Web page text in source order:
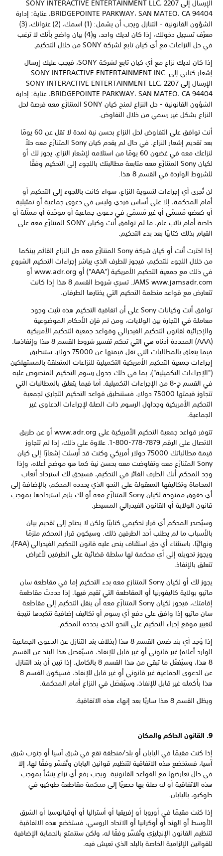
الإرسال إلى SONY INTERACTIVE ENTERTAINMENT LLC، 2207
BRIDGEPOINTE PARKWAY، SAN MATEO، CA 94404، عناية: إدارة
الشؤون القانونية - التنازل ويجب أن يشمل: (1) اسمك، (2) عنوانك، (3)
معرّف تسجيل دخولك، إذا كان لديك واحد، و(4) بيان واضح بأنك لا ترغب
في حل النزاعات مع أي كيان تابع لشركة SONY من خلال التحكيم.
إذا كان لديك نزاع مع أي كيان تابع لشركة SONY، فيجب عليك إرسال
إشعار كتابي إلى SONY INTERACTIVE ENTERTAINMENT INC.‎
الإرسال إلى SONY INTERACTIVE ENTERTAINMENT LLC، 2207
BRIDGEPOINTE PARKWAY، SAN MATEO، CA 94404، عناية: إدارة
الشؤون القانونية - حل النزاع لمنح كيان SONY المتنازَع معه فرصة لحل
النزاع بشكل غير رسمي من خلال التفاوض.
أنت توافق على التفاوض لحل النزاع بحسن نية لمدة لا تقل عن 60 يومًا
بعد تقديم إشعار النزاع. في حال لم يقدم كيان Sony المتنازَع معه حلاً
لنزاعك معه في غضون 60 يومًا من استلامه لإشعار النزاع، يجوز لك أو
لكيان Sony المتنازَع معه متابعة مطالبتك باللجوء إلى التحكيم وفقًا
للشروط الواردة في القسم 8 هذا.
لن تُجرى أي إجراءات لتسوية النزاع، سواء كانت باللجوء إلى التحكيم أو
أمام المحكمة، إلا على أساس فردي وليس في دعوى جماعية أو تمثيلية
أو كعضو مُسمّى أو غير مُسمّى في دعوى جماعية أو موحّدة أو ممثّلة أو
خاصة أمام نائب عام، ما لم توافق أنت وكيان SONY المتنازَع معه على
القيام بذلك كتابيًا بعد بدء التحكيم.
إذا اخترت أنت أو كيان شركة Sony المتنازَع معه حل النزاع القائم بينكما
من خلال اللجوء للتحكيم، فيجوز للطرف الذي يباشر إجراءات التحكيم الشروع
في ذلك مع جمعية التحكيم الأمريكية ("AAA") أو www.adr.org أو
JAMS www.jamsadr.com. تسري شروط القسم 8 هذا إذا كانت
تتعارض مع قواعد منظمة التحكيم التي يختارها الطرفان.
توافق أنت وكيانات Sony على أن اتفاقية التحكيم هذه تثبت وجود
معاملة في التجارة بين الولايات، ومن ثم فإن الأحكام الموضوعية
والإجرائية لقانون التحكيم الفيدرالي وقواعد جمعية التحكيم الأمريكية
(AAA) المحددة أدناه هي التي تحكم تفسير شروط القسم 8 هذا وإنفاذها.
فيما يتعلق بالمطالبات التي تقل قيمتها عن 75000 دولار، ستنطبق
إجراءات جمعية التحكيم الأمريكية التكميلية للنزاعات المتعلقة بالمستهلكين
("الإجراءات التكميلية")، بما في ذلك جدول رسوم التحكيم المنصوص عليه
في القسم ج-8 من الإجراءات التكميلية. أما فيما يتعلق بالمطالبات التي
تتجاوز قيمتها 75000 دولار، فستنطبق قواعد التحكيم التجاري لجمعية
التحكيم الأمريكية وجداول الرسوم ذات الصلة لإجراءات الدعاوى غير
الجماعية.
تتوفر قواعد جمعية التحكيم الأمريكية على www.adr.org أو عن طريق
الاتصال على الرقم ‎1-800-778-7879. علاوة على ذلك، إذا لم تتجاوز
قيمة مطالباتك 75000 دولار أمريكي وكنت قد أرسلت إشعارًا إلى كيان
Sony المتنازَع معه وتفاوضت معه بحسن نية كما هو موضح أعلاه، وإذا
وجد المحكم أنك الطرف الفائز في التحكيم، فسيحق لك استرداد أتعاب
المحاماة وتكاليفها المعقولة على النحو الذي يحدده المحكم، بالإضافة إلى
أي حقوق ممنوحة لكيان Sony المتنازَع معه أو لك يلزم استردادها بموجب
قانون الولاية أو القانون الفيدرالي المسيطر.
وسيُصدر المحكم أي قرار تحكيمي كتابيًا ولكن لا يحتاج إلى تقديم بيان
بالأسباب ما لم يطلب أحد الطرفين ذلك. وسيكون قرار المحكم ملزمًا
ونهائيًا، باستثناء أي حق استئناف ينص عليه قانون التحكيم الفيدرالي (FAA)،
ويجوز تحويله إلى أي محكمة لها سلطة قضائية على الطرفين لأغراض
تتعلق بالإنفاذ.
يجوز لك أو لكيان Sony المتنازع معه بدء التحكيم إما في مقاطعة سان
ماتيو بولاية كاليفورنيا أو المقاطعة التي تقيم فيها. إذا حددتَ مقاطعة
إقامتك، فيجوز لكيان Sony المتنازَع معه أن ينقل التحكيم إلى مقاطعة
سان ماتيو إذا وافق على دفع أي رسوم أو تكاليف إضافية تتكبدها نتيجة
لتغيير موقع إجراء التحكيم على النحو الذي يحدده المحكم.
إذا وُجد أي بند ضمن القسم 8 هذا (بخلاف بند التنازل عن الدعوى الجماعية
الوارد أعلاه) غير قانوني أو غير قابل للإنفاذ، فسيُفصل هذا البند عن القسم
8 هذا، وسيُفعَّل ما تبقى من هذا القسم 8 بالكامل. إذا تبين أن بند التنازل
عن الدعوى الجماعية غير قانوني أو غير قابل للإنفاذ، فسيكون القسم 8
هذا بأكمله غير قابل للإنفاذ، وسيُفصَل في النزاع أمام المحكمة.
ويظل القسم 8 هذا ساريًا بعد إنهاء هذه الاتفاقية.
9. القانون الحاكم والمكان
إذا كنت مقيمًا في اليابان أو بلد/منطقة تقع في شرق آسيا أو جنوب شرق
آسيا، فستخضع هذه الاتفاقية لتنظيم قوانين اليابان وتُفسَّر وفقًا لها، إلا
في حال تعارضها مع القواعد القانونية. ويجب رفع أي نزاع ينشأ بموجب
هذه الاتفاقية أو له صلة بها حصريًا إلى محكمة مقاطعة طوكيو في
طوكيو، باليابان.
إذا كنت مقيمًا في أوروبا أو إفريقيا أو أستراليا أو أوقيانوسيا أو الشرق
الأوسط أو الهند أو أوكرانيا أو الاتحاد الروسي، فستخضع هذه الاتفاقية
لتنظيم القانون الإنجليزي وتُفسَّر وفقًا له، ولكن ستتمتع بالحماية الإضافية
للقوانين الإلزامية الخاصة بالبلد الذي تعيش فيه.